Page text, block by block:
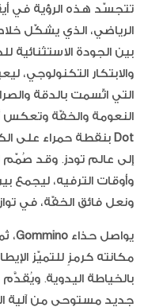
تتجسّد هذه الرؤية في
بين الجودة الاستثنائية
والابتكار التكنولوجي،
التي اتّسمت بالدقة
النعومة والخفّة وتعكس
Dot بنقطة حمراء على
إلى عالم تودز. وقد صُمّم
وأوقات الترفيه، ليجمع
ونعل فائق الخفّة، في
يواصل حذاءGommino،
مكانته كرمزٍ للتميّز
بالخياطة اليدوية.